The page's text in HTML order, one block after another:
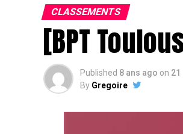
CLASSEMENTS
[BPT
Published 8 ans ago on 21
By Gregoire